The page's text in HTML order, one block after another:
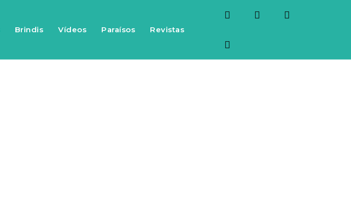
Brindis Vídeos Paraísos Revistas